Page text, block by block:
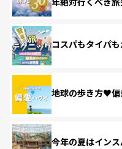
コスパもタイパ
地球の歩き方♥偏
今年の夏はインス